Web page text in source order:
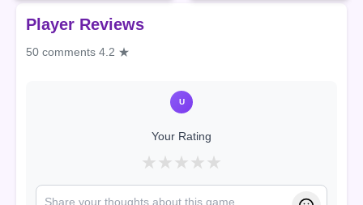
Player Reviews
50 comments 4.2 ★
U
Your Rating
★★★★★